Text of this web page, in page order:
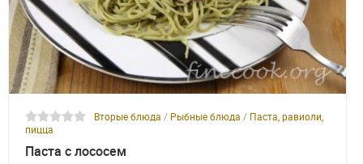
Вторые блюда / Рыбные блюда / Паста, равиоли,
пицца
Паста с лососем